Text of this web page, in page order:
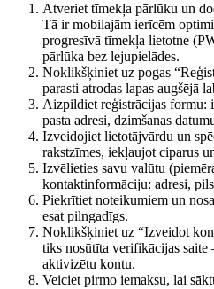
Atveriet tīmekļa pārlūku un
Tā ir mobilajām ierīcēm
progresīvā tīmekļa lietotne
pārlūka bez lejupielādes.
Noklikšķiniet uz pogas
parasti atrodas lapas augšējā
Aizpildiet reģistrācijas formu:
pasta adresi, dzimšanas
Izveidojiet lietotājvārdu un
rakstzīmes, iekļaujot ciparus
Izvēlieties savu valūtu
kontaktinformāciju: adresi,
Piekrītiet noteikumiem un
esat pilngadīgs.
Noklikšķiniet uz “Izveidot
tiks nosūtīta verifikācijas
aktivizētu kontu.
Veiciet pirmo iemaksu, lai